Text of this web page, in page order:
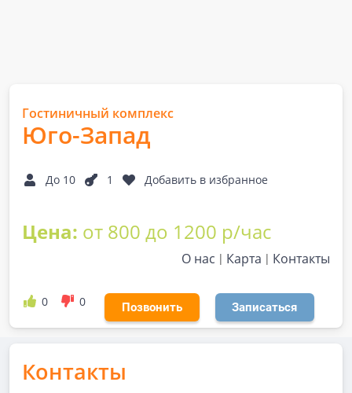
Гостиничный комплекс
Юго-Запад
До 10 1 Добавить в избранное
Цена: от 800 до 1200 р/час
О нас Карта Контакты
0 0 Позвонить Записаться
Контакты